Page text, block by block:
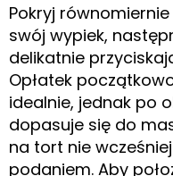
Pokryj
swój wypiek,
delikatnie
Opłatek
idealnie, jednak po
dopasuje się do
na tort nie
podaniem. Aby